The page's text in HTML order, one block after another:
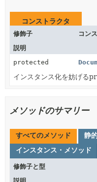
コンストラクタ
修飾子
コン
説明
protected
インスタンス化を妨げる
メソッドのサマリー
すべてのメソッド
静
インスタンス・メソッド
修飾子と型